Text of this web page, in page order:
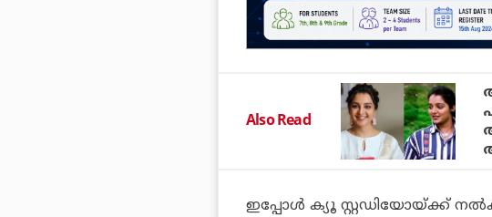
Also Read
ഇപ്പോള്‍ ക്യൂ സ്റ്റഡിയോയ്ക്ക്